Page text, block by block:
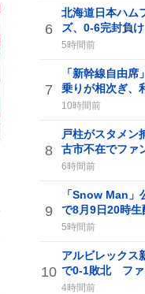
6
北海道日本ハム
ズ、0-6完封負
の声が上がり、
5時間前
7
「新幹線自由席
乗りが相次ぎ、
密状態」に驚き
10時間前
8
戸柱がスタメン
古市不在でファ
裂 “なぜ古市で
6時間前
9
「Snow Man
で8月9日20時生
が「プレミアム
5時間前
10
アルビレックス
で0-1敗北 ファ
3を！」と熱狂
4時間前